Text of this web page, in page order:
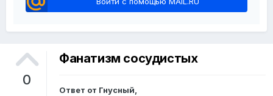
0
Фанатизм сосудистых
Ответ от Гнусный,